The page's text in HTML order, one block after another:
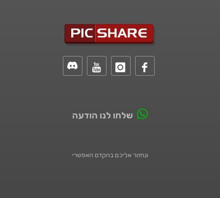
שלחו לנו הודעה
ונחזור אליכם בהקדם האפשרי